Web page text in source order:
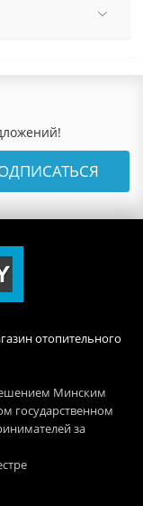
отопительного
Минским
государственном
за